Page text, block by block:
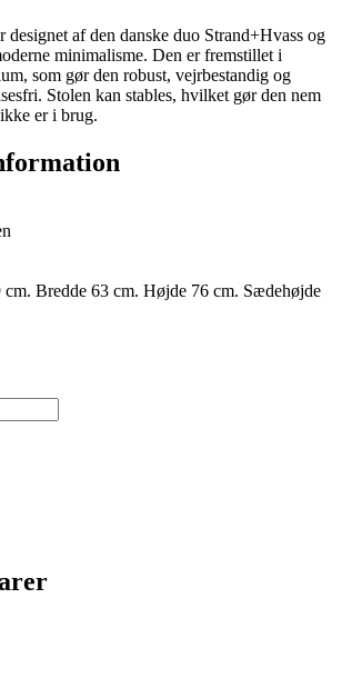
designet af den danske duo Strand+Hvass og
minimalisme. Den er fremstillet i
som gør den robust, vejrbestandig og
Stolen kan stables, hvilket gør den nem
er i brug.
cm. Bredde 63 cm. Højde 76 cm. Sædehøjde